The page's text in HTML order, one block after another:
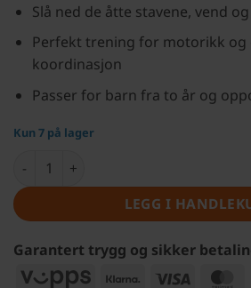
Slå ned de åtte stavene, vend
Perfekt trening for motorikk og
koordinasjon
Passer for barn fra to år og
Kun 7 på lager
BRIO® Bankebrett sort/rød/hvit antall
LEGG I
Garantert trygg og sikker
Vipps
Klarna Visa